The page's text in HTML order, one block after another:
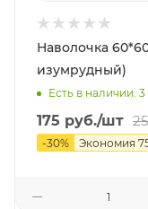
Наволочка
изумрудный)
Есть в наличии: 3
175 руб./шт
-30% Экономия